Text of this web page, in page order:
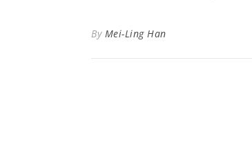
By Mei-Ling Han